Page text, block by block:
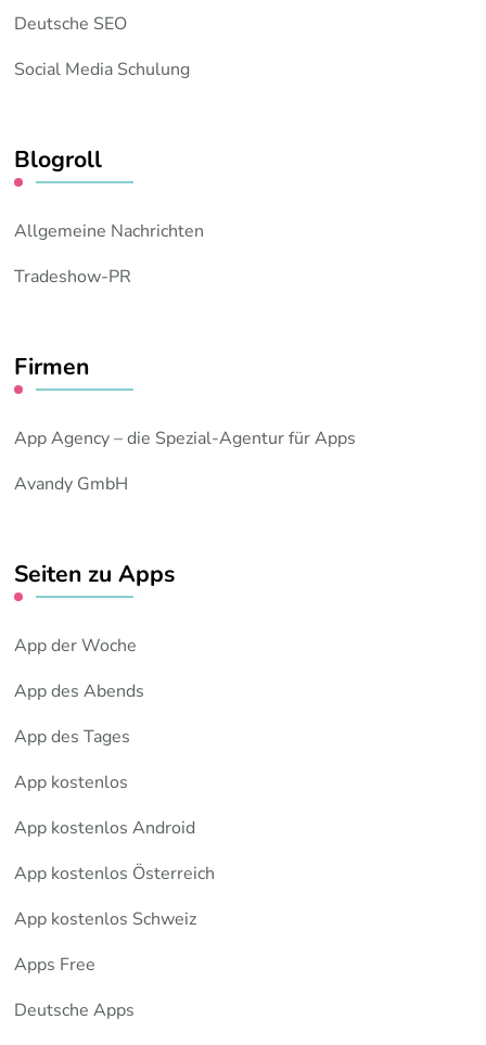
Deutsche SEO
Social Media Schulung
Blogroll
Allgemeine Nachrichten
Tradeshow-PR
Firmen
App Agency – die Spezial-Agentur für Apps
Avandy GmbH
Seiten zu Apps
App der Woche
App des Abends
App des Tages
App kostenlos
App kostenlos Android
App kostenlos Österreich
App kostenlos Schweiz
Apps Free
Deutsche Apps